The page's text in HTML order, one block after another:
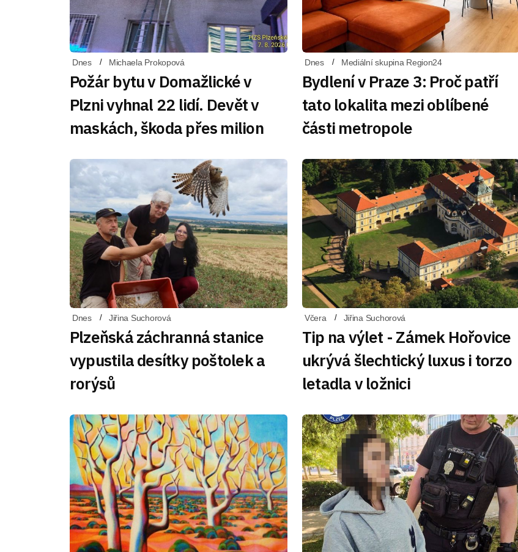
Dnes Michaela Prokopová
Požár bytu v Domažlické v
Plzni vyhnal 22 lidí. Devět v
maskách, škoda přes milion
Dnes Mediální skupina Region24
Bydlení v Praze 3: Proč patří
tato lokalita mezi oblíbené
části metropole
Dnes Jiřina Suchorová
Plzeňská záchranná stanice
vypustila desítky poštolek a
rorýsů
Včera Jiřina Suchorová
Tip na výlet - Zámek Hořovice
ukrývá šlechtický luxus i torzo
letadla v ložnici